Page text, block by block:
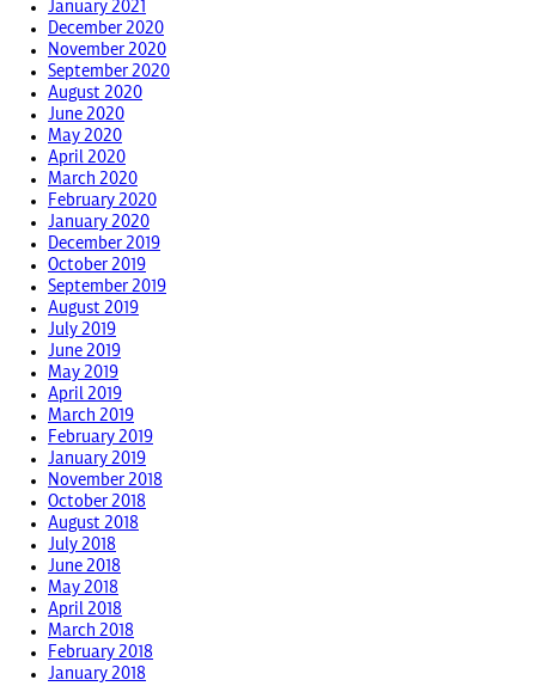
January 2021
December 2020
November 2020
September 2020
August 2020
June 2020
May 2020
April 2020
March 2020
February 2020
January 2020
December 2019
October 2019
September 2019
August 2019
July 2019
June 2019
May 2019
April 2019
March 2019
February 2019
January 2019
November 2018
October 2018
August 2018
July 2018
June 2018
May 2018
April 2018
March 2018
February 2018
January 2018